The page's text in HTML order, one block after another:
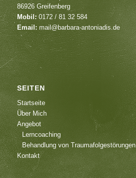
86926 Greifenberg
Mobil:0172 / 81 32 584
Email:mail@barbara-antoniadis.de
SEITEN
Startseite
Über Mich
Angebot
Lerncoaching
Behandlung von Traumafolgestörungen
Kontakt